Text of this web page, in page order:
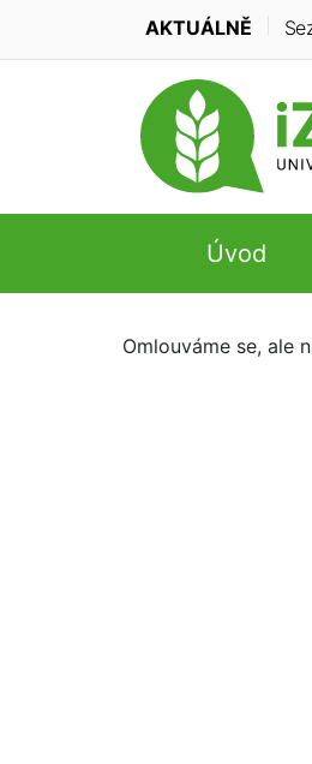
AKTUÁLNĚ
Úvod
Omlouváme se, ale